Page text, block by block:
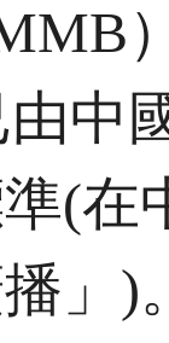
中
(在
」)